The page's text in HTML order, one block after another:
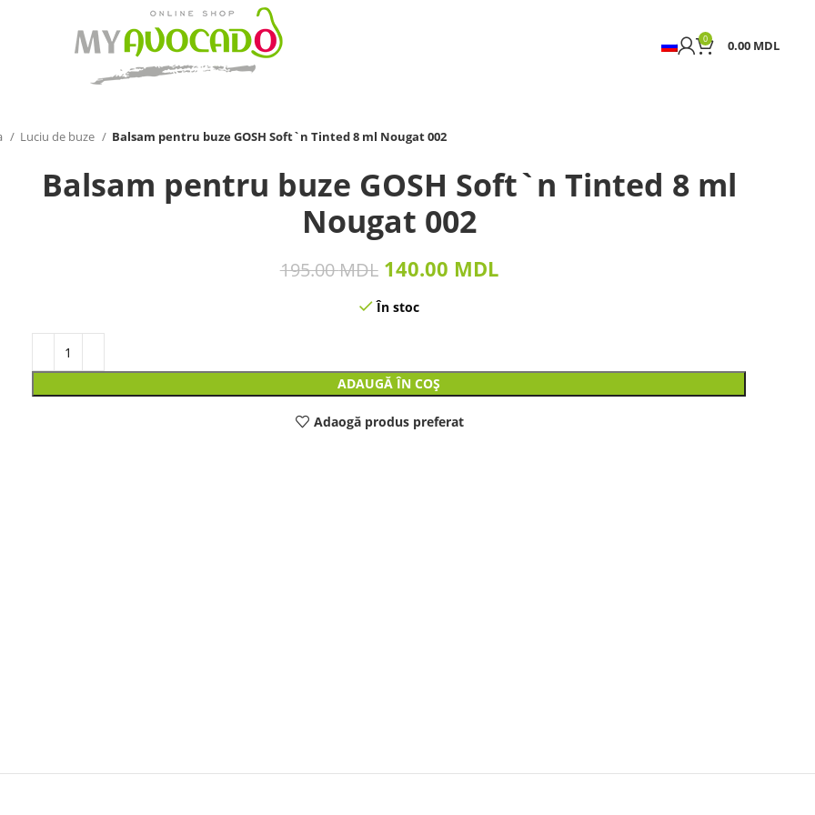
0 0.00 MDL
Luciu de buze Balsam pentru buze GOSH Soft`n Tinted 8 ml Nougat 002
Balsam pentru buze GOSH Soft`n Tinted 8 ml
Nougat 002
195.00MDL 140.00 MDL
În stoc
ADAUGĂ ÎN COȘ
Adaogă produs preferat